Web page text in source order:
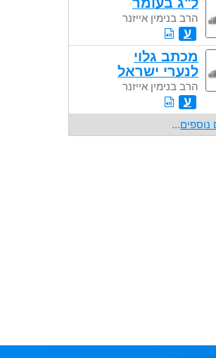
הרב בנימין אייזנר
ע
מכתב גלוי
לנערי ישראל
הרב בנימין אייזנר
ע
נוספים...